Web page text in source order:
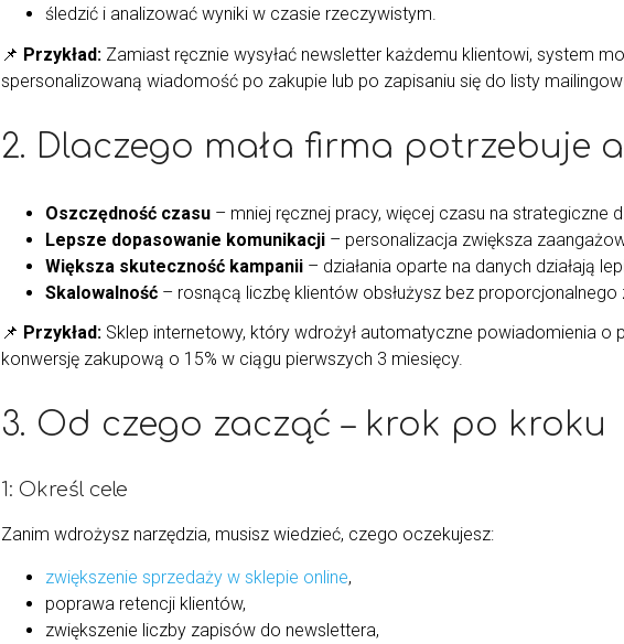
śledzić i analizować wyniki w czasie rzeczywistym.
📌 Przykład: Zamiast ręcznie wysyłać newsletter każdemu klientowi, system
spersonalizowaną wiadomość po zakupie lub po zapisaniu się do listy
2. Dlaczego mała firma potrzebuje
Oszczędność czasu – mniej ręcznej pracy, więcej czasu na strategiczne
Lepsze dopasowanie komunikacji – personalizacja zwiększa
Większa skuteczność kampanii – działania oparte na danych działają
Skalowalność – rosnącą liczbę klientów obsłużysz bez proporcjonalnego
📌 Przykład: Sklep internetowy, który wdrożył automatyczne powiadomienia o
konwersję zakupową o 15% w ciągu pierwszych 3 miesięcy.
3. Od czego zacząć – krok po kroku
1: Określ cele
Zanim wdrożysz narzędzia, musisz wiedzieć, czego oczekujesz:
zwiększenie sprzedaży w sklepie online,
poprawa retencji klientów,
zwiększenie liczby zapisów do newslettera,